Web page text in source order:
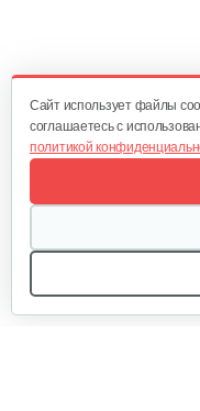
325
Cайт использует файлы
соглашаетесь с
политикой